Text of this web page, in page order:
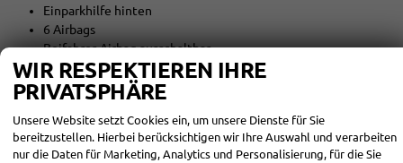
Einparkhilfe hinten
6 Airbags
Beifahrer-Airbag ausschaltbar
INNENAUSSTATTUNG UND KOMFORT:
Außenspiegel elektrisch verstellbar
Elektrische Fensterheber vorne und hinten
WIR RESPEKTIEREN IHRE
PRIVATSPHÄRE
Unsere Website setzt Cookies ein, um unsere Dienste für Sie
bereitzustellen. Hierbei berücksichtigen wir Ihre Auswahl und verarbeiten
nur die Daten für Marketing, Analytics und Personalisierung, für die Sie